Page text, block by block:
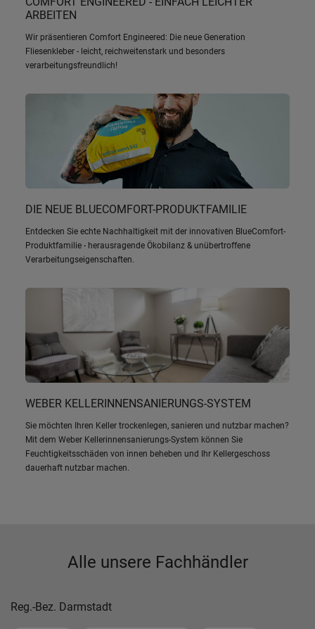
ARBEITEN
Wir präsentieren Comfort Engineered: Die neue Generation
Fliesenkleber - leicht, reichweitenstark und besonders
verarbeitungsfreundlich!
DIE NEUE BLUECOMFORT-PRODUKTFAMILIE
Entdecken Sie echte Nachhaltigkeit mit der innovativen BlueComfort-
Produktfamilie - herausragende Ökobilanz & unübertroffene
Verarbeitungseigenschaften.
WEBER KELLERINNENSANIERUNGS-SYSTEM
Sie möchten Ihren Keller trockenlegen, sanieren und nutzbar machen?
Mit dem Weber Kellerinnensanierungs-System können Sie
Feuchtigkeitsschäden von innen beheben und Ihr Kellergeschoss
dauerhaft nutzbar machen.
Alle unsere Fachhändler
Reg.-Bez. Darmstadt